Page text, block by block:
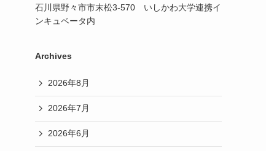
石川県野々市市末松3-570 いしかわ大学連携イ
ンキュベータ内
Archives
2026年8月
2026年7月
2026年6月